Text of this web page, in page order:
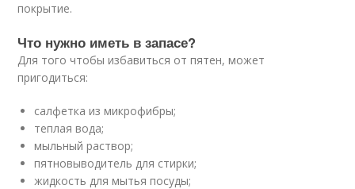
покрытие.
Что нужно иметь в запасе?
Для того чтобы избавиться от пятен, может
пригодиться:
салфетка из микрофибры;
теплая вода;
мыльный раствор;
пятновыводитель для стирки;
жидкость для мытья посуды;